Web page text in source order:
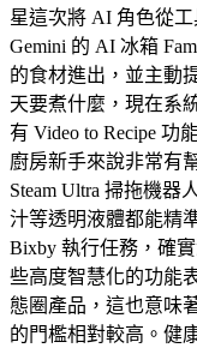
星這次將 AI 角色從
Gemini 的 AI 冰箱
的食材進出，並主動
天要煮什麼，現在系
有 Video to Recipe
廚房新手來說非常有
Steam Ultra 掃拖機器
汁等透明液體都能精
Bixby 執行任務，確
些高度智慧化的功能
態圈產品，這也意味
的門檻相對較高。健